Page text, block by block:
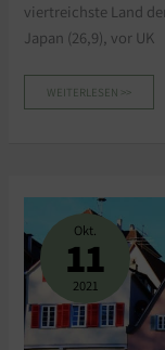
viertreichste Land
Japan (26,9), vor UK
WEITERLESEN >>
Okt.
11
2021
JE
HÖHER
DIE
DESTO
NIEDRIGER